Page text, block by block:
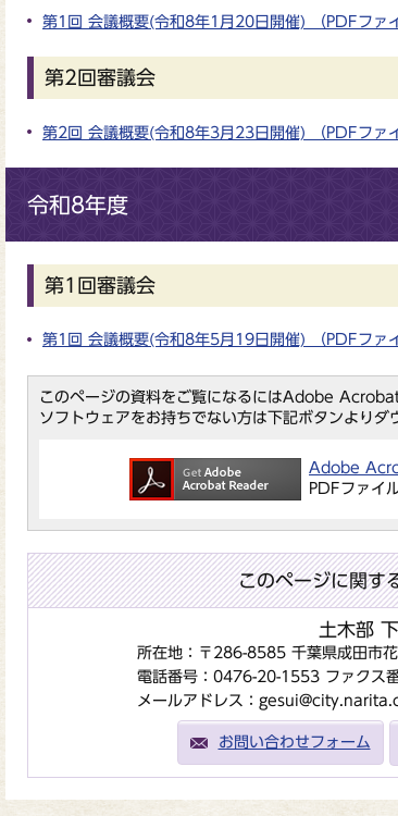
第1回 会議概要(令和8年1月20日開催) （PDFファ
第2回審議会
第2回 会議概要(令和8年3月23日開催) （PDFファ
令和8年度
第1回審議会
第1回 会議概要(令和8年5月19日開催) （PDFファ
このページの資料をご覧になるにはAdobe
ソフトウェアをお持ちでない方は下記ボタンよりダ
Adobe
PDFファイ
このページに関す
土木部
所在地：〒286-8585 千葉県成田市
電話番号：0476-20-1553 ファクス
メールアドレス：
お問い合わせフォーム